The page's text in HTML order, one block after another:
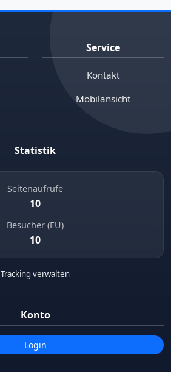
Service
Kontakt
Mobilansicht
Statistik
Seitenaufrufe
10
Besucher (EU)
10
Tracking verwalten
Konto
Login